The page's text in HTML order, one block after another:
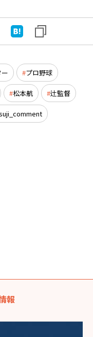
プロ野球
松本航 辻監督
報